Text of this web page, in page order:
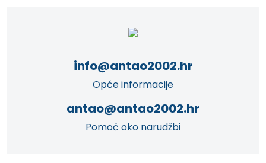
info@antao2002.hr
Opće informacije
antao@antao2002.hr
Pomoć oko narudžbi